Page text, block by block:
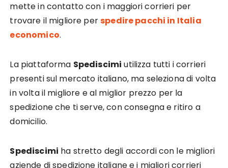
mette in contatto con i maggiori corrieri per
trovare il migliore perspedire pacchi in Italia
economico.
La piattaforma Spediscimi utilizza tutti i corrieri
presenti sul mercato italiano, ma seleziona di volta
in volta il migliore e al miglior prezzo per la
spedizione che ti serve, con consegna e ritiro a
domicilio.
Spediscimi ha stretto degli accordi con le migliori
aziende di spedizione italiane e i migliori corrieri